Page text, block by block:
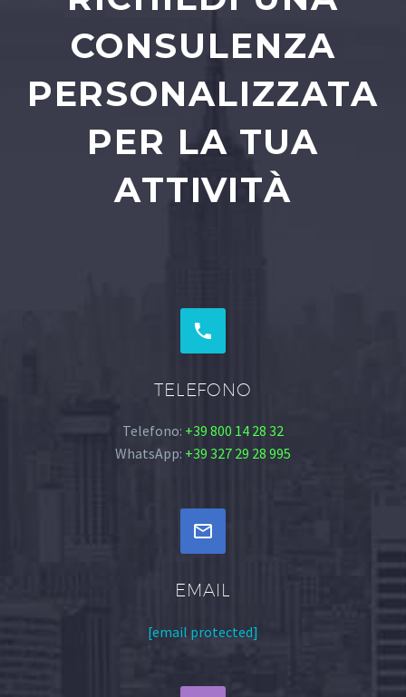
CONSULENZA
PERSONALIZZATA
PER LA TUA
ATTIVITÀ


TELEFONO
Telefono: +39 800 14 28 32
WhatsApp: +39 327 29 28 995


EMAIL
[email protected]